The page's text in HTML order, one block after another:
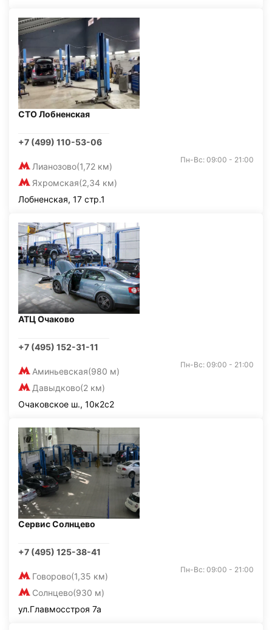
СТО Лобненская
+7 (499) 110-53-06
Лианозово(1,72 км)
Яхромская(2,34 км)
Пн-Вс: 09:00 - 21:00
Лобненская, 17 стр.1
АТЦ Очаково
+7 (495) 152-31-11
Аминьевская(980 м)
Давыдково(2 км)
Пн-Вс: 09:00 - 21:00
Очаковское ш., 10к2с2
Сервис Солнцево
+7 (495) 125-38-41
Говорово(1,35 км)
Солнцево(930 м)
Пн-Вс: 09:00 - 21:00
ул.Главмосстроя 7а